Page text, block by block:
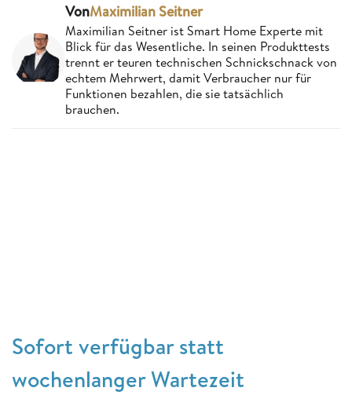
VonMaximilian Seitner
Maximilian Seitner ist Smart Home Experte mit
Blick für das Wesentliche. In seinen Produkttests
trennt er teuren technischen Schnickschnack von
echtem Mehrwert, damit Verbraucher nur für
Funktionen bezahlen, die sie tatsächlich
brauchen.
Sofort verfügbar statt
wochenlanger Wartezeit